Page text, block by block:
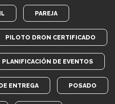
PAREJA
PILOTO DRON CERTIFICADO
PLANIFICACIÓN DE EVENTOS
ENTREGA POSADO